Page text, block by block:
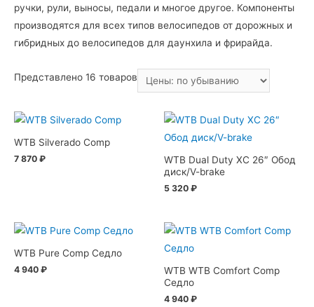
ручки, рули, выносы, педали и многое другое. Компоненты
производятся для всех типов велосипедов от дорожных и
гибридных до велосипедов для даунхила и фрирайда.
Представлено 16 товаров
WTB Silverado Comp
7 870 ₽
WTB Dual Duty XC 26″ Обод
диск/V-brake
5 320 ₽
WTB Pure Comp Седло
4 940 ₽
WTB WTB Comfort Comp
Седло
4 940 ₽